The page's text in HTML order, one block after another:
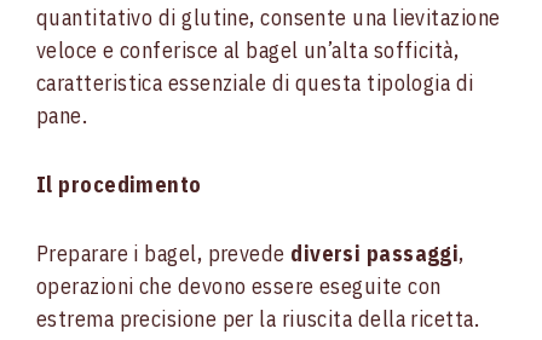
quantitativo di glutine, consente una lievitazione
veloce e conferisce al bagel un’alta sofficità,
caratteristica essenziale di questa tipologia di
pane.
Il procedimento
Preparare i bagel, prevede diversi passaggi,
operazioni che devono essere eseguite con
estrema precisione per la riuscita della ricetta.